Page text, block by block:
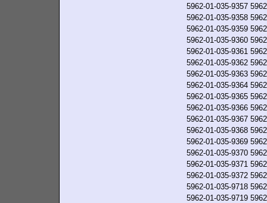
5962-01-035-9357
5962-01-035-9358
5962-01-035-9359
5962-01-035-9360
5962-01-035-9361
5962-01-035-9362
5962-01-035-9363
5962-01-035-9364
5962-01-035-9365
5962-01-035-9366
5962-01-035-9367
5962-01-035-9368
5962-01-035-9369
5962-01-035-9370
5962-01-035-9371
5962-01-035-9372
5962-01-035-9718
5962-01-035-9719